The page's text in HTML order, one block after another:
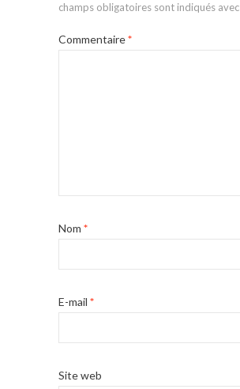
champs obligatoires sont indiqués avec
Commentaire*
Nom *
E-mail *
Site web